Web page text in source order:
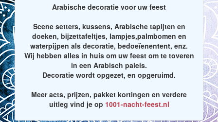
Arabische decoratie voor uw feest
Scene setters, kussens, Arabische tapijten en
doeken, bijzettafeltjes, lampjes,palmbomen en
waterpijpen als decoratie, bedoeïenentent, enz.
Wij hebben alles in huis om uw feest om te toveren
in een Arabisch paleis.
Decoratie wordt opgezet, en opgeruimd.
Meer acts, prijzen, pakket kortingen en verdere
uitleg vind je op 1001-nacht-feest.nl